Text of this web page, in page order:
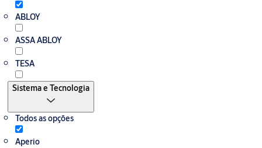
ABLOY
ASSA ABLOY
TESA
Sistema e Tecnologia
Todos as opções
Aperio